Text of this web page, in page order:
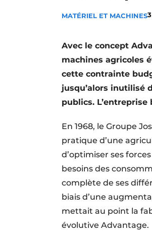
Termes et
MATÉRIEL ET MACHINES
Avec le concept
machines agricoles
cette contrainte
jusqu’alors inutilisé
publics.
En 1968, le Groupe
pratique d’une
d’optimiser ses
besoins des
complète de ses
biais d’une
mettait au point la
évolutive Advantage.